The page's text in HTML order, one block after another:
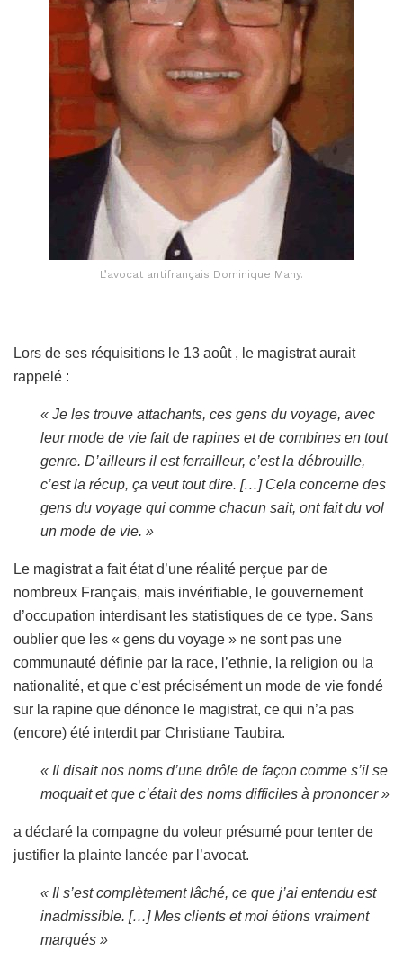
L’avocat antifrançais Dominique Many.
Lors de ses réquisitions le 13 août , le magistrat aurait
rappelé :
« Je les trouve attachants, ces gens du voyage, avec
leur mode de vie fait de rapines et de combines en tout
genre. D’ailleurs il est ferrailleur, c’est la débrouille,
c’est la récup, ça veut tout dire. […] Cela concerne des
gens du voyage qui comme chacun sait, ont fait du vol
un mode de vie. »
Le magistrat a fait état d’une réalité perçue par de
nombreux Français, mais invérifiable, le gouvernement
d’occupation interdisant les statistiques de ce type. Sans
oublier que les « gens du voyage » ne sont pas une
communauté définie par la race, l’ethnie, la religion ou la
nationalité, et que c’est précisément un mode de vie fondé
sur la rapine que dénonce le magistrat, ce qui n’a pas
(encore) été interdit par Christiane Taubira.
« Il disait nos noms d’une drôle de façon comme s’il se
moquait et que c’était des noms difficiles à prononcer »
a déclaré la compagne du voleur présumé pour tenter de
justifier la plainte lancée par l’avocat.
« Il s’est complètement lâché, ce que j’ai entendu est
inadmissible. […] Mes clients et moi étions vraiment
marqués »